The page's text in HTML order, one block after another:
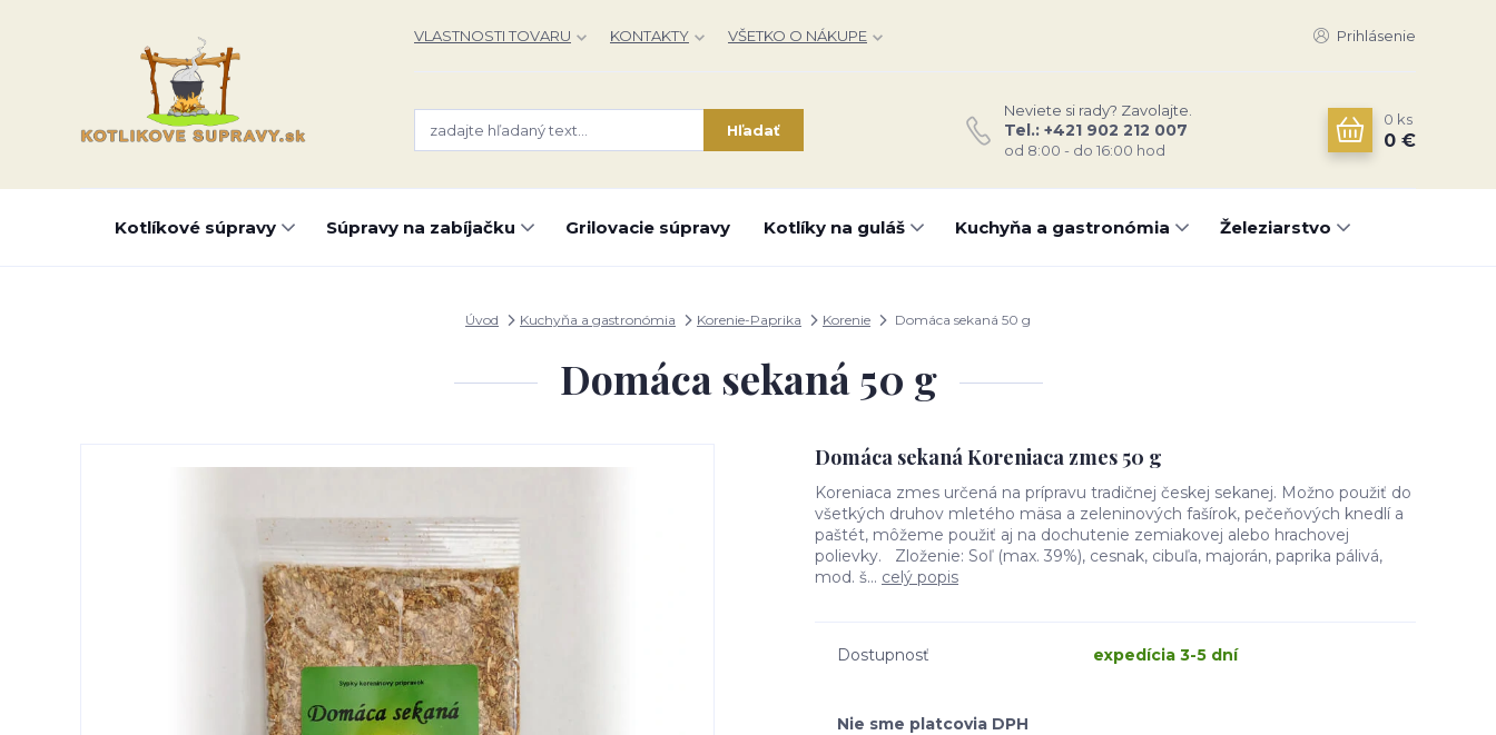
VLASTNOSTI TOVARU KONTAKTY VŠETKO O NÁKUPE Prihlásenie
Hľadať
Neviete si rady? Zavolajte.
Tel.: +421 902 212 007
od 8:00 - do 16:00 hod
0 ks
0 €
Kotlíkové súpravy Súpravy na zabíjačku Grilovacie súpravy Kotlíky na guláš Kuchyňa a gastronómia Železiarstvo
Úvod Kuchyňa a gastronómia Korenie-Paprika Korenie Domáca sekaná 50 g
Domáca sekaná 50 g
Domáca sekaná Koreniaca zmes 50 g
Koreniaca zmes určená na prípravu tradičnej českej sekanej. Možno použiť do
všetkých druhov mletého mäsa a zeleninových fašírok, pečeňových knedlí a
paštét, môžeme použiť aj na dochutenie zemiakovej alebo hrachovej
polievky. Zloženie: Soľ (max. 39%), cesnak, cibuľa, majorán, paprika pálivá,
mod. š... celý popis
Dostupnosť expedícia 3-5 dní
Nie sme platcovia DPH